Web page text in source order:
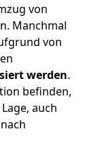
von
Manchmal
von
werden.
befinden,
auch